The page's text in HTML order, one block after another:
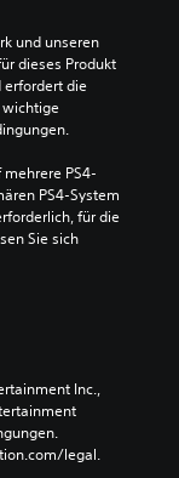
und unseren
dieses Produkt
erfordert die
wichtige
PS4-
PS4-System
für die
Sie sich
Inc.,
legal.